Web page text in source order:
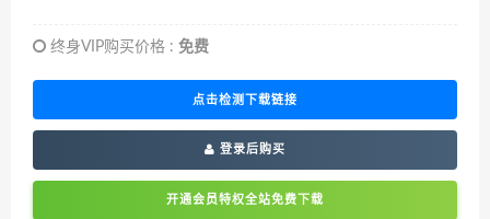
终身VIP购买价格 : 免费
点击检测下载链接
登录后购买
开通会员特权全站免费下载